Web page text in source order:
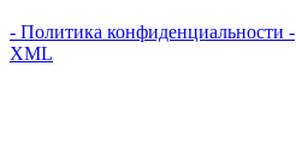
- Политика конфиденциальности -
XML